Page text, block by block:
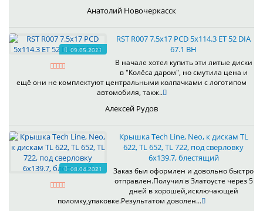
Анатолий Новочеркасск
09.05.2021
RST R007 7.5x17 PCD 5x114.3 ET 52 DIA
67.1 BH
В начале хотел купить эти литые диски
в "Колёса даром", но смутила цена и
ещё они не комплектуют центральными колпачками с логотипом
автомобиля, такж..
Алексей Рудов
08.04.2021
Крышка Tech Line, Neo, к дискам TL
622, TL 652, TL 722, под сверловку
6х139.7, блестящий
Заказ был оформлен и довольно быстро
отправлен.Получил в Златоусте через 5
дней в хорошей,исключающей
поломку,упаковке.Результатом доволен...